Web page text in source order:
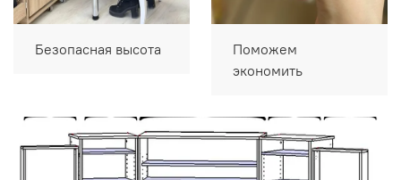
Безопасная высота
Поможем
экономить